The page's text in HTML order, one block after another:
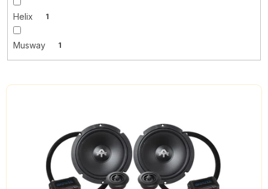
Helix 1
Musway 1
V